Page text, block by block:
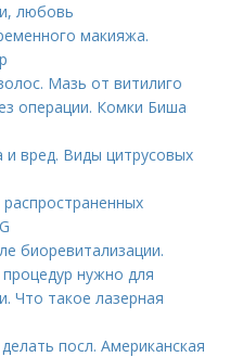
любовь
макияжа.
Мазь от витилиго
операции. Комки Биша
и вред. Виды цитрусовых
биоревитализации.
нужно для
Что такое лазерная
посл. Американская